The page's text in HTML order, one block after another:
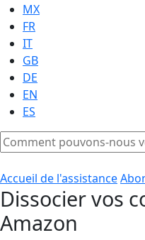
MX
FR
IT
GB
DE
EN
ES
Accueil de l'assistance
Dissocier vos
Amazon